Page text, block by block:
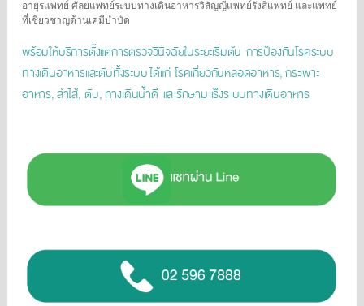
อายุรแพทย์ ศัลยแพทย์ระบบทางเดินอาหารวิสัญญีแพทย์รังสีแพทย์ และแพทย์
ที่เชี่ยวชาญด้านเคมีบำบัด
พร้อมให้บริการตั้งแต่การตรวจวินิจฉัยในระยะเริ่มต้น การป้องกันโรคระบบ
ทางเดินอาหารและตับทั้งระบบ ได้แก่ โรคเกี่ยวกับหลอดอาหาร, กระเพาะ
อาหาร, ลำไส้, ตับ, ทางเดินน้ำดี และรักษามะเร็งระบบทางเดินอาหาร